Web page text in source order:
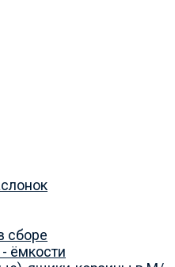
сборе
ёмкости